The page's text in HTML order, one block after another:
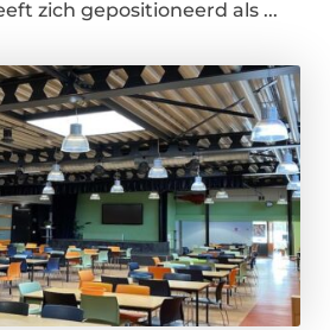
zich gepositioneerd als ...